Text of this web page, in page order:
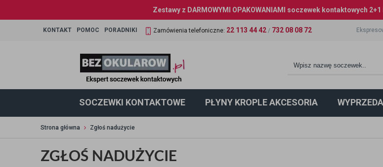
Zestawy z DARMOWYMI OPAKOWANIAMI soczewek kontaktowych
KONTAKT POMOC PORADNIKI Zamówienia telefoniczne: 22 113 44 42 / 732 08 08 72
SOCZEWKI KONTAKTOWE PŁYNY KROPLE AKCESORIA
Strona główna Zgłoś nadużycie
ZGŁOŚ NADUŻYCIE